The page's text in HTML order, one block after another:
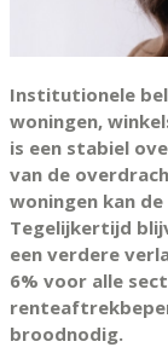
Institutionele
woningen,
is een stabiel
van de
woningen kan
Tegelijkertijd
een verdere
6% voor alle
broodnodig.